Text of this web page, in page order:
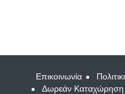
Επικοινωνία
Δωρεάν Καταχώρηση